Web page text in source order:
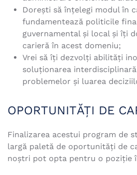
Doreşti să înţelegi modul în
fundamentează politicile
guvernamental şi local şi îţi
carieră în acest domeniu;
Vrei să îţi dezvolţi abilităţi
soluţionarea
problemelor şi luarea
OPORTUNITĂŢI DE
Finalizarea acestui program de
largă paletă de oportunităţi de
noștri pot opta pentru o poziţie